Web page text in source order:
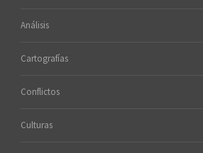
Análisis
Cartografías
Conflictos
Culturas